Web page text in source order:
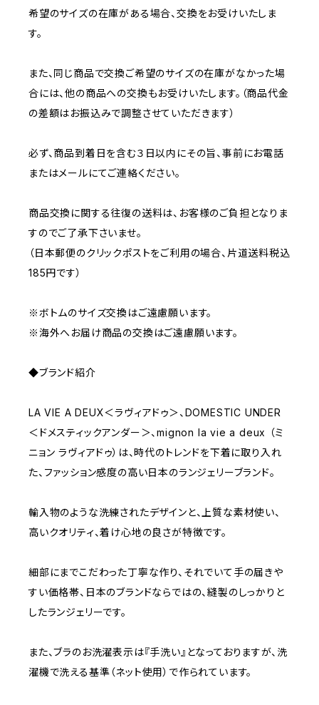
希望のサイズの在庫がある場合、交換をお受けいたしま
す。
また、同じ商品で交換ご希望のサイズの在庫がなかった場
合には、他の商品への交換もお受けいたします。（商品代金
の差額はお振込みで調整させていただきます）
必ず、商品到着日を含む３日以内にその旨、事前にお電話
またはメールにてご連絡ください。
商品交換に関する往復の送料は、お客様のご負担となりま
すのでご了承下さいませ。
（日本郵便のクリックポストをご利用の場合、片道送料税込
185円です）
※ボトムのサイズ交換はご遠慮願います。
※海外へお届け商品の交換はご遠慮願います。
◆ブランド紹介
LA VIE A DEUX＜ラヴィアドゥ＞、DOMESTIC UNDER
＜ドメスティックアンダー＞、mignon la vie a deux （ミ
ニョン ラヴィアドゥ）は、時代のトレンドを下着に取り入れ
た、ファッション感度の高い日本のランジェリーブランド。
輸入物のような洗練されたデザインと、上質な素材使い、
高いクオリティ、着け心地の良さが特徴です。
細部にまでこだわった丁寧な作り、それでいて手の届きや
すい価格帯、日本のブランドならではの、縫製のしっかりと
したランジェリーです。
また、ブラのお洗濯表示は『手洗い』となっておりますが、洗
濯機で洗える基準（ネット使用）で作られています。